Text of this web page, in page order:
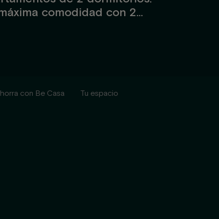
comodidad con 2
baño moderno y
salón, creando un área abierta
con Be Casa Tu espacio